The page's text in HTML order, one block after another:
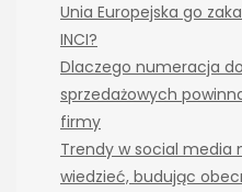
Unia Europejska go
INCI?
Dlaczego numeracja
sprzedażowych
firmy
Trendy w social media
wiedzieć, budując